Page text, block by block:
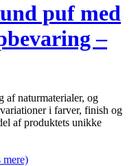
puf med
–
lys lilla
af naturmaterialer, og
i farver, finish og
af produktets unikke